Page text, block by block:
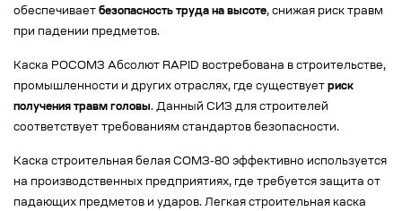
обеспечивает безопасность труда на высоте, снижая риск травм
при падении предметов.
Каска РОСОМЗ Абсолют RAPID востребована в строительстве,
промышленности и других отраслях, где существует риск
получения травм головы. Данный СИЗ для строителей
соответствует требованиям стандартов безопасности.
Каска строительная белая СОМЗ-80 эффективно используется
на производственных предприятиях, где требуется защита от
падающих предметов и ударов. Легкая строительная каска